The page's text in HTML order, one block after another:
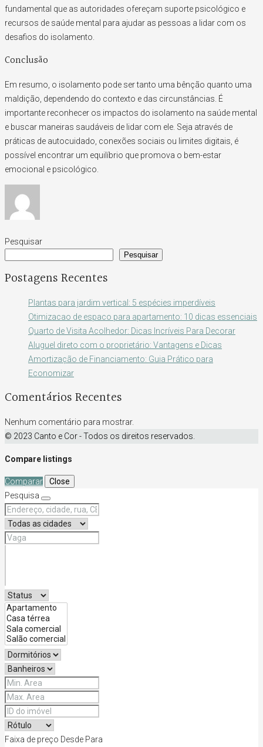
fundamental que as autoridades ofereçam suporte psicológico e
recursos de saúde mental para ajudar as pessoas a lidar com os
desafios do isolamento.
Conclusão
Em resumo, o isolamento pode ser tanto uma bênção quanto uma
maldição, dependendo do contexto e das circunstâncias. É
importante reconhecer os impactos do isolamento na saúde mental
e buscar maneiras saudáveis de lidar com ele. Seja através de
práticas de autocuidado, conexões sociais ou limites digitais, é
possível encontrar um equilíbrio que promova o bem-estar
emocional e psicológico.
Pesquisar
Pesquisar
Postagens Recentes
Plantas para jardim vertical: 5 espécies imperdíveis
Otimizacao de espaco para apartamento: 10 dicas essenciais
Quarto de Visita Acolhedor: Dicas Incríveis Para Decorar
Aluguel direto com o proprietário: Vantagens e Dicas
Amortização de Financiamento: Guia Prático para
Economizar
Comentários Recentes
Nenhum comentário para mostrar.
© 2023 Canto e Cor - Todos os direitos reservados.
Compare listings
Comparar
Close
Pesquisa
Faixa de preço Desde Para